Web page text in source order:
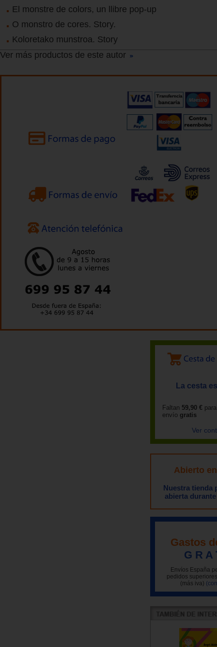
El monstre de colors, un llibre pop-up
O monstro de cores. Story.
Koloretako munstroa. Story
Ver más productos de este autor
La cesta
Faltan 59,90 €
envío gratis
Ver
Abierto
Nuestra tienda
abierta
Gastos
G R A
Envíos España
pedidos
(más iva)